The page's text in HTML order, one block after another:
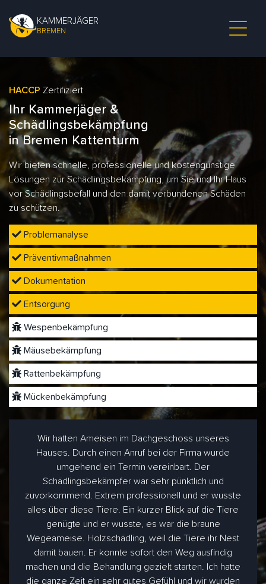
KAMMERJÄGER
BREMEN
HACCP Zertifiziert
Ihr Kammerjäger &
Schädlingsbekämpfung
in Bremen Kattenturm
Wir bieten schnelle, professionelle und kostengünstige
Lösungen zur Schädlingsbekämpfung, um Sie und Ihr Haus
vor Schädlingsbefall und den damit verbundenen Schäden
zu schützen.
Problemanalyse
Präventivmaßnahmen
Dokumentation
Entsorgung
Wespenbekämpfung
Mäusebekämpfung
Rattenbekämpfung
Mückenbekämpfung
Wir hatten Ameisen im Dachgeschoss unseres
Hauses. Durch einen Anruf bei der Firma wurde
umgehend ein Termin vereinbart. Der
Schädlingsbekämpfer war sehr pünktlich und
zuvorkommend. Extrem professionell und er wusste
alles über diese Tiere. Ein kurzer Blick auf die Tiere
genügte und er wusste, es war die braune
Wegeameise. Holzschädling, weil die Tiere ihr Nest
damit bauen. Er konnte sofort den Weg ausfindig
machen und die Behandlung gezielt starten. Ich hatte
die ganze Zeit ein sehr gutes Gefühl und wir wurden